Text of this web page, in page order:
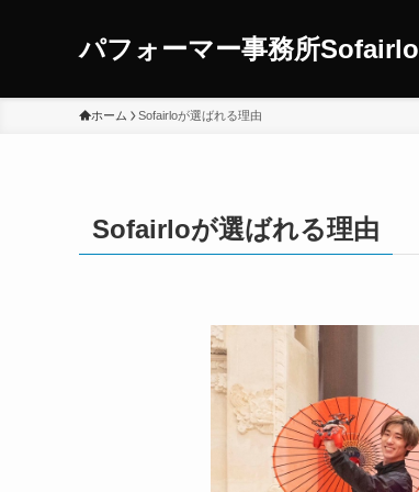
パフォーマー事務所Sofairlo
ホーム Sofairloが選ばれる理由
Sofairloが選ばれる理由